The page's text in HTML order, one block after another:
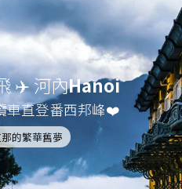
✈️ 河內Hanoi
車直登番西邦峰❤️
的繁華舊夢